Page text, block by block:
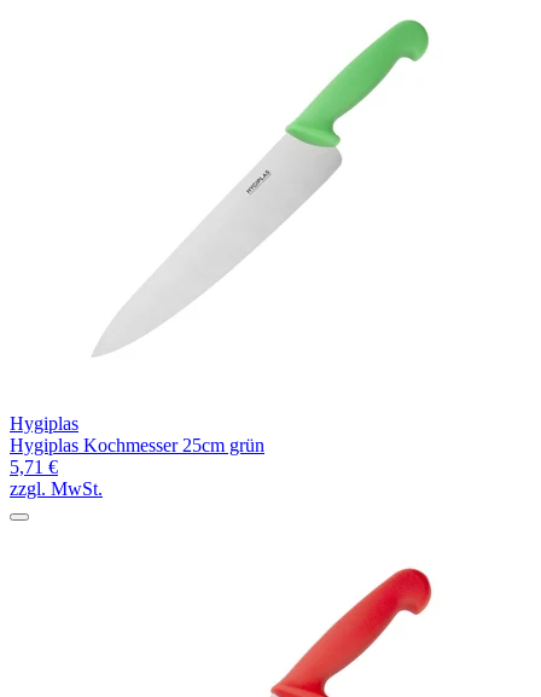
Hygiplas
Hygiplas Kochmesser 25cm grün
5,71 €
zzgl. MwSt.